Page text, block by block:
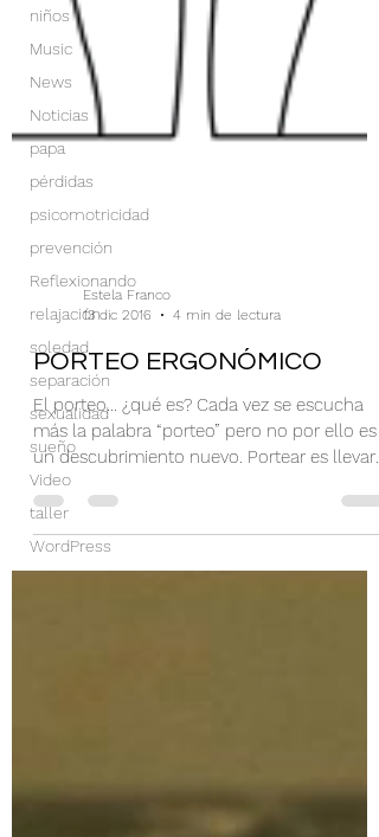
niños
Music
News
Noticias
papa
pérdidas
psicomotricidad
prevención
Reflexionando
relajación
soledad
separación
sexualidad
sueño
Video
taller
WordPress
Estela Franco
13 dic 2016
4 min de lectura
PORTEO ERGONÓMICO
El porteo… ¿qué es? Cada vez se escucha
más la palabra “porteo” pero no por ello es
un descubrimiento nuevo. Portear es llevar
a los...